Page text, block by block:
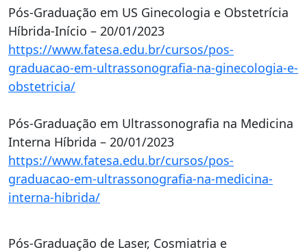
Pós-Graduação em US Ginecologia e Obstetrícia
Híbrida-Início – 20/01/2023
https://www.fatesa.edu.br/cursos/pos-
graduacao-em-ultrassonografia-na-ginecologia-e-
obstetricia/
Pós-Graduação em Ultrassonografia na Medicina
Interna Híbrida – 20/01/2023
https://www.fatesa.edu.br/cursos/pos-
graduacao-em-ultrassonografia-na-medicina-
interna-hibrida/
Pós-Graduação de Laser, Cosmiatria e